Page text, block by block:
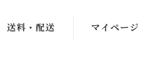
送料・配送 マイページ